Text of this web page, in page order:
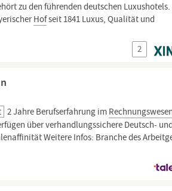
zu den führenden deutschen Luxushotels.
Hofseit 1841 Luxus, Qualität und
2
2 Jahre Berufserfahrung im
über verhandlungssichere Deutsch-
Weitere Infos: Branche des